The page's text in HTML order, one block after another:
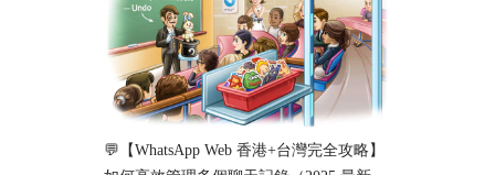
💬【WhatsApp Web 香港+台灣完全攻略】